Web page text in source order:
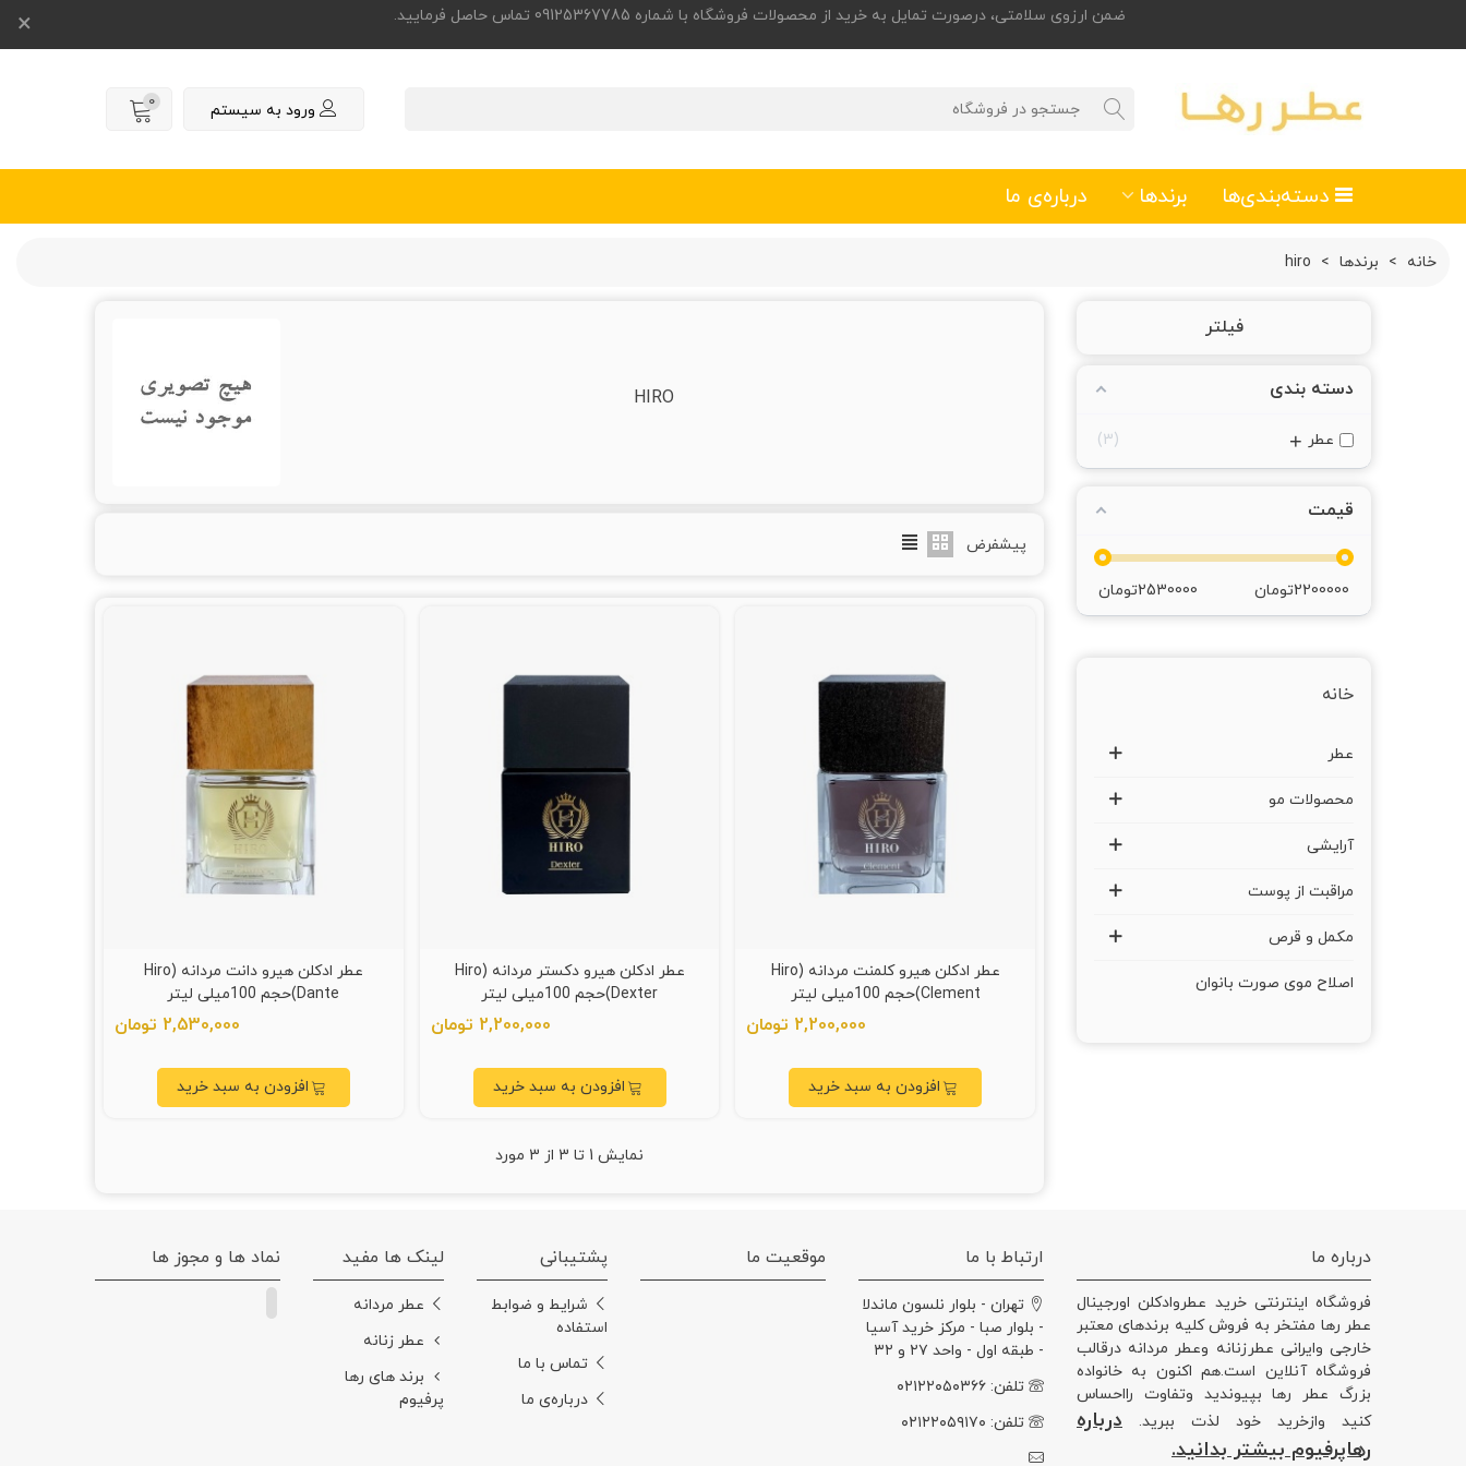
ضمن ارزوی سلامتی، درصورت تمایل به خرید از محصولات فروشگاه با شماره 09125367785 تماس حاصل فرمایید. ×
ورود به سیستم 0
دسته‌بندی‌ها برندها درباره‌ی ما
خانه > برندها >
hiro
فیلتر
دسته بندی
عطر +
3
قیمت
2200000تومان 2530000تومان
خانه
عطر
محصولات مو
آرایشی
مراقبت از پوست
مکمل و قرص
اصلاح موی صورت بانوان
HIRO
پیشفرض
عطر ادکلن هیرو کلمنت مردانه (Hiro
Clement)حجم 100میلی لیتر
2,200,000 تومان
افزودن به سبد خرید
عطر ادکلن هیرو دکستر مردانه (Hiro
Dexter)حجم 100میلی لیتر
2,200,000 تومان
افزودن به سبد خرید
عطر ادکلن هیرو دانت مردانه (Hiro
Dante)حجم 100میلی لیتر
2,530,000 تومان
افزودن به سبد خرید
نمایش 1 تا 3 از 3 مورد
درباره ما
فروشگاه اینترنتی خرید عطروادکلن اورجینال
عطر رها مفتخر به فروش کلیه برندهای معتبر
خارجی وایرانی عطرزنانه وعطر مردانه درقالب
فروشگاه آنلاین است.هم اکنون به خانواده
بزرگ عطر رها بپیوندید وتفاوت رااحساس
کنید وازخرید خود لذت ببرید. درباره
رهاپرفیوم بیشتر بدانید.
ارتباط با ما
تهران - بلوار نلسون ماندلا
- بلوار صبا - مرکز خرید آسیا
- طبقه اول - واحد ۲۷ و ۳۲
تلفن: ۰۲۱۲۲۰۵۰۳۶۶
تلفن: ۰۲۱۲۲۰۵۹۱۷۰
موقعیت ما پشتیبانی
شرایط و ضوابط
استفاده
تماس با ما
درباره‌ی ما
لینک ها مفید
عطر مردانه
عطر زنانه
برند های رها
پرفیوم
نماد ها و مجوز ها